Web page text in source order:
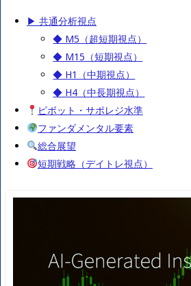
▶ 共通分析視点
◆ M5（超短期視点）
◆ M15（短期視点）
◆ H1（中期視点）
◆ H4（中長期視点）
ピボット・サポレジ水準
ファンダメンタル要素
総合展望
短期戦略（デイトレ視点）